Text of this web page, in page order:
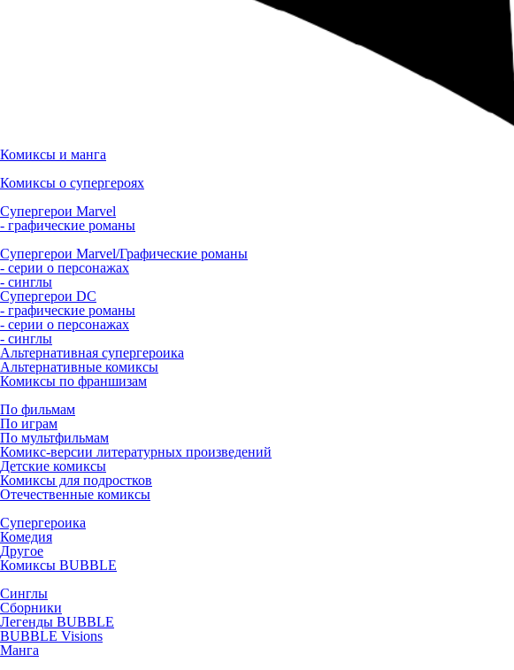
Комиксы и манга
Комиксы о супергероях
Супергерои Marvel
- графические романы
Супергерои Marvel/Графические романы
- серии о персонажах
- синглы
Супергерои DC
- графические романы
- серии о персонажах
- синглы
Альтернативная супергероика
Альтернативные комиксы
Комиксы по франшизам
По фильмам
По играм
По мультфильмам
Комикс-версии литературных произведений
Детские комиксы
Комиксы для подростков
Отечественные комиксы
Супергероика
Комедия
Другое
Комиксы BUBBLE
Синглы
Сборники
Легенды BUBBLE
BUBBLE Visions
Манга